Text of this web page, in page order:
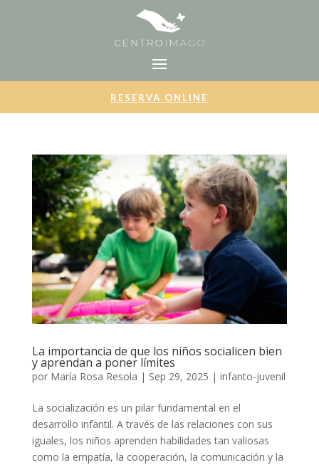
RESERVA ONLINE
La importancia de que los niños socialicen bien
y aprendan a poner límites
por María Rosa Resola | Sep 29, 2025 | infanto-juvenil
La socialización es un pilar fundamental en el
desarrollo infantil. A través de las relaciones con sus
iguales, los niños aprenden habilidades tan valiosas
como la empatía, la cooperación, la comunicación y la